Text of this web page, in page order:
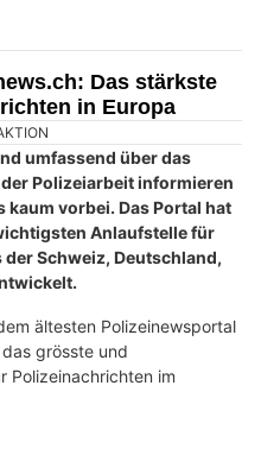
Das stärkste
in Europa
umfassend über das
Polizeiarbeit informieren
vorbei. Das Portal hat
Anlaufstelle für
Schweiz, Deutschland,
ältesten Polizeinewsportal
grösste und
Polizeinachrichten im